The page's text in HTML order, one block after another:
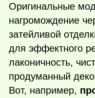
Оригинальные
нагромождение
затейливой
для эффектного
лаконичность,
продуманный
Вот, например,